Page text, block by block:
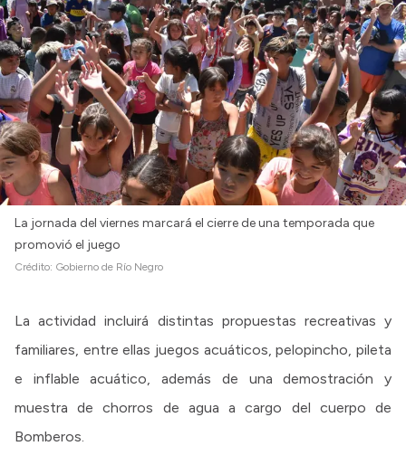
La jornada del viernes marcará el cierre de una temporada que
promovió el juego
Crédito: Gobierno de Río Negro
La actividad incluirá distintas propuestas recreativas y
familiares, entre ellas juegos acuáticos, pelopincho, pileta
e inflable acuático, además de una demostración y
muestra de chorros de agua a cargo del cuerpo de
Bomberos.